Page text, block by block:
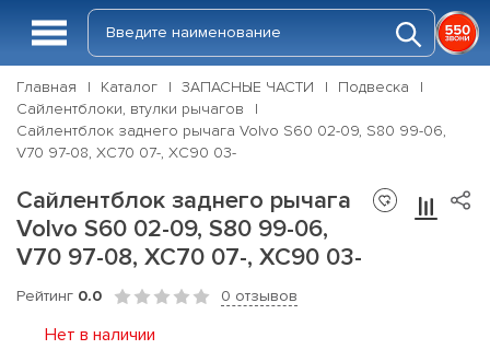
Главная Каталог ЗАПАСНЫЕ ЧАСТИ
Подвеска
Сайлентблоки, втулки рычагов
Сайлентблок заднего рычага Volvo S60 02-09, S80 99-06,
V70 97-08, XC70 07-, XC90 03-
Сайлентблок заднего рычага
Volvo S60 02-09, S80 99-06,
V70 97-08, XC70 07-, XC90 03-
Рейтинг 0.0 0 отзывов
Нет в наличии